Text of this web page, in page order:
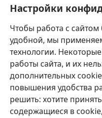
Настройки
Чтобы работа с
удобной, мы
технологии.
работы сайта, и их
дополнительных
повышения удобства
решить: хотите
содержащиеся в
Пожертвования
в
новом
окне)
ОНЛАЙН-БИБЛИОТЕКА
(открывается
новом
окне)
JW Hub®
(открывается
в
новом
окне)
JW Library ®
Watchtower Library